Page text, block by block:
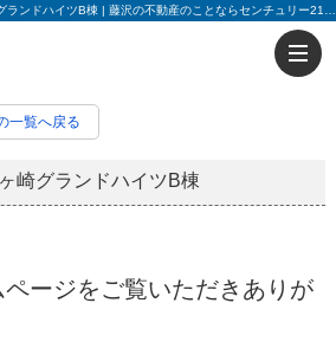
一覧へ戻る
崎グランドハイツB棟
ージをご覧いただきありが